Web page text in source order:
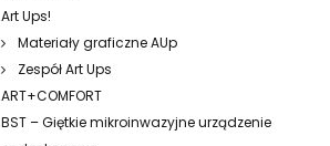
Art Ups!
Materiały graficzne AUp
Zespół Art Ups
ART+COMFORT
BST – Giętkie mikroinwazyjne urządzenie